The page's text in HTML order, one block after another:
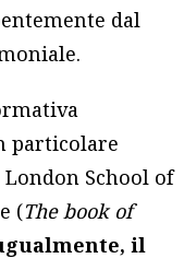
dal
particolare
School of
(The book of
il